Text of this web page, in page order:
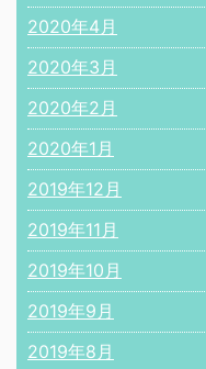
2020年4月
2020年3月
2020年2月
2020年1月
2019年12月
2019年11月
2019年10月
2019年9月
2019年8月